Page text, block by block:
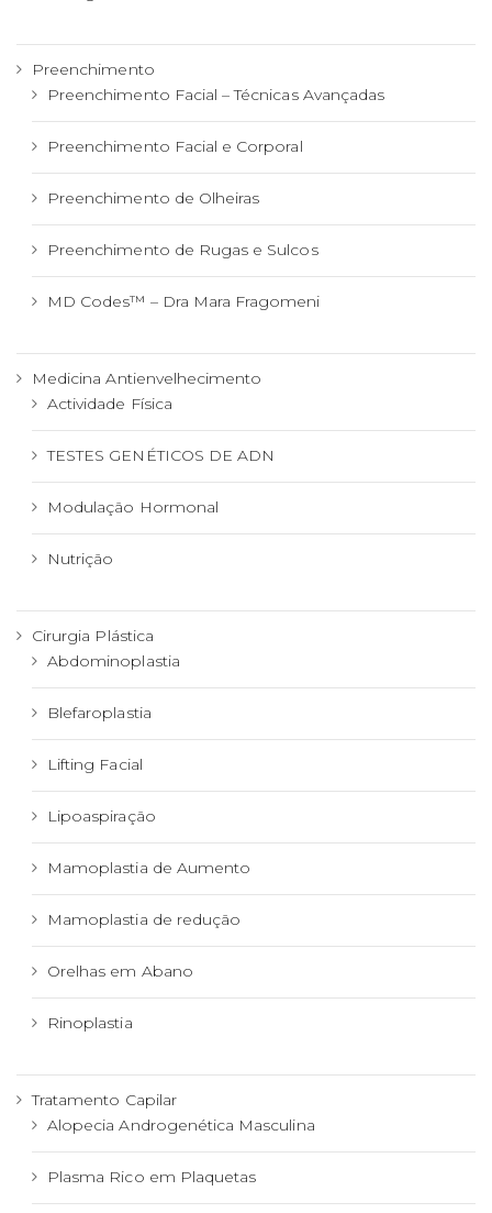
Preenchimento
Preenchimento Facial – Técnicas Avançadas
Preenchimento Facial e Corporal
Preenchimento de Olheiras
Preenchimento de Rugas e Sulcos
MD Codes™ – Dra Mara Fragomeni
Medicina Antienvelhecimento
Actividade Física
TESTES GENÉTICOS DE ADN
Modulação Hormonal
Nutrição
Cirurgia Plástica
Abdominoplastia
Blefaroplastia
Lifting Facial
Lipoaspiração
Mamoplastia de Aumento
Mamoplastia de redução
Orelhas em Abano
Rinoplastia
Tratamento Capilar
Alopecia Androgenética Masculina
Plasma Rico em Plaquetas